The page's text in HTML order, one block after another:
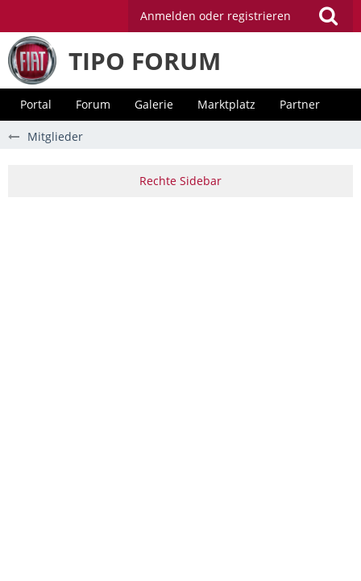
Anmelden oder registrieren
TIPO FORUM
Portal Forum Galerie Marktplatz Partner
Mitglieder